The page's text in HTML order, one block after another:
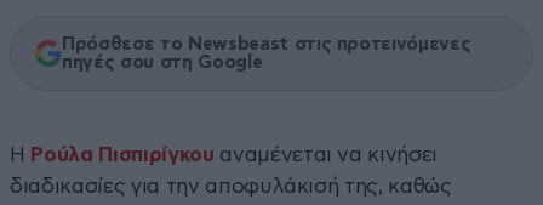
Πρόσθεσε το Newsbeast στις προτεινόμενες
πηγές σου στη Google
Η Ρούλα Πισπιρίγκου αναμένεται να κινήσει
διαδικασίες για την αποφυλάκισή της, καθώς